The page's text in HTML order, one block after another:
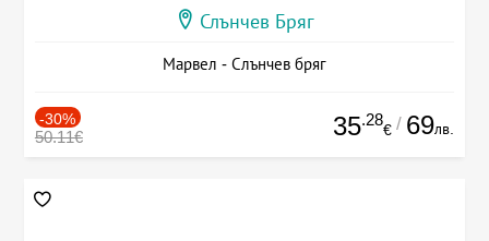
Слънчев Бряг
Марвел - Слънчев бряг
-30%
50.11€ 35.28
€ / 69лв.